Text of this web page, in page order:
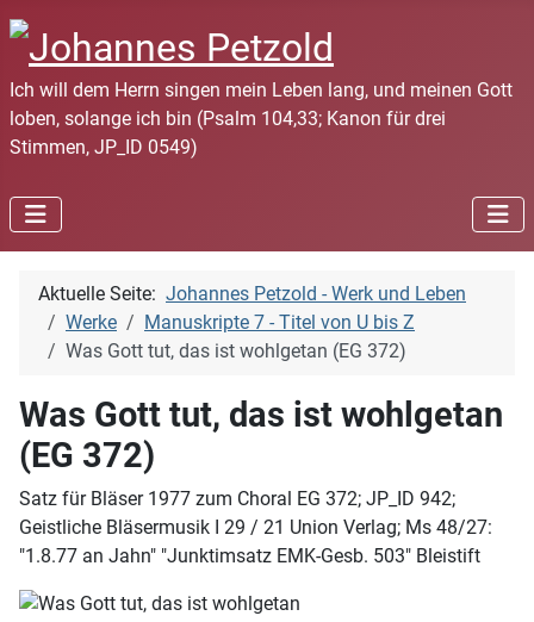
Ich will dem Herrn singen mein Leben lang, und meinen Gott
loben, solange ich bin (Psalm 104,33; Kanon für drei
Stimmen, JP_ID 0549)
Aktuelle Seite: Johannes Petzold - Werk und Leben
Werke
Manuskripte 7 - Titel von U bis Z
Was Gott tut, das ist wohlgetan (EG 372)
Was Gott tut, das ist wohlgetan
(EG 372)
Satz für Bläser 1977 zum Choral EG 372; JP_ID 942;
Geistliche Bläsermusik I 29 / 21 Union Verlag; Ms 48/27:
"1.8.77 an Jahn" "Junktimsatz EMK-Gesb. 503" Bleistift